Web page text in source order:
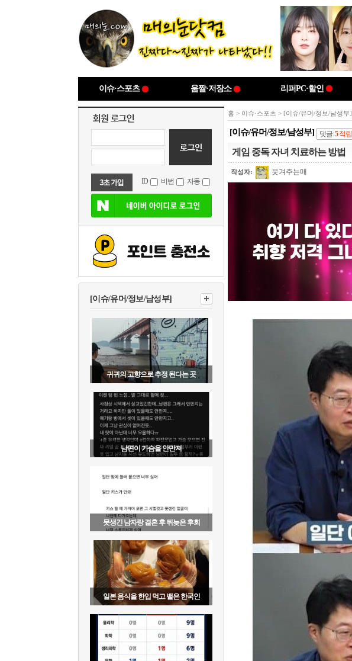
이슈·스포츠 움짤·저장소 리퍼PC·할인
ID 비번 자동
[이슈/유머/정보/남성부]
귀귀의 고향으로 추정 된다는 곳
남편이 가슴을 안만져
못생긴 남자랑 결혼 후 뒤늦은 후회
일본 음식을 한입 먹고 뱉은 한국인
홈 > 이슈·스포츠 > [이슈/유머/정보/남성부]
[이슈/유머/정보/남성부] 댓글:5적립
게임 중독 자녀 치료하는 방법
작성자: 웃겨주는매